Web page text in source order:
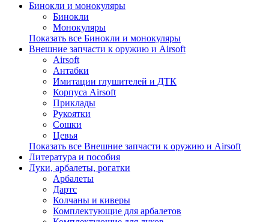
Бинокли и монокуляры
Бинокли
Монокуляры
Показать все Бинокли и монокуляры
Внешние запчасти к оружию и Airsoft
Airsoft
Антабки
Имитации глушителей и ДТК
Корпуса Airsoft
Приклады
Рукоятки
Сошки
Цевья
Показать все Внешние запчасти к оружию и Airsoft
Литература и пособия
Луки, арбалеты, рогатки
Арбалеты
Дартс
Колчаны и киверы
Комплектующие для арбалетов